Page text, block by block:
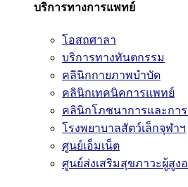
บริการทางการแพทย์
โอสถศาลา
บริการทางทันตกรรม
คลินิกกายภาพบำบัด
คลินิกเทคนิคการแพทย์
คลินิกโภชนาการและกา
โรงพยาบาลสัตว์เล็กจุฬาฯ
ศูนย์เอ็มเน็ต
ศูนย์ส่งเสริมสุขภาวะผู้สูง